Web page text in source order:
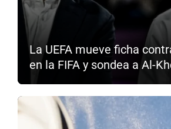
La UEFA mueve ficha
en la FIFA y sondea a Al-